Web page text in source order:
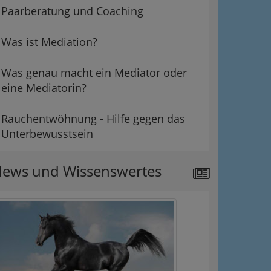
Paarberatung und Coaching
Was ist Mediation?
Was genau macht ein Mediator oder
eine Mediatorin?
Rauchentwöhnung - Hilfe gegen das
Unterbewusstsein
und Wissenswertes